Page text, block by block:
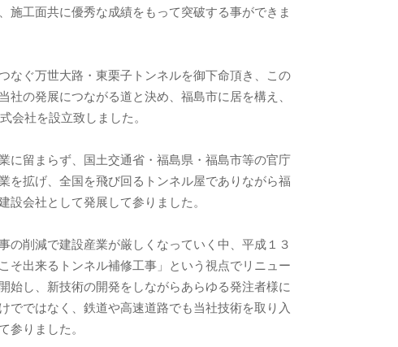
施工面共に優秀な成績をもって突破する事ができま
なぐ万世大路・東栗子トンネルを御下命頂き、この
社の発展につながる道と決め、福島市に居を構え、
会社を設立致しました。
に留まらず、国土交通省・福島県・福島市等の官庁
を拡げ、全国を飛び回るトンネル屋でありながら福
設会社として発展して参りました。
の削減で建設産業が厳しくなっていく中、平成１３
そ出来るトンネル補修工事」という視点でリニュー
始し、新技術の開発をしながらあらゆる発注者様に
でではなく、鉄道や高速道路でも当社技術を取り入
参りました。